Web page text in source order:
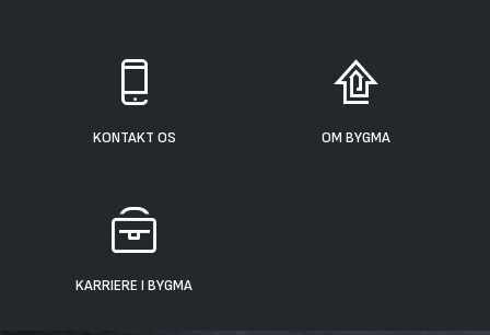
KONTAKT OS OM BYGMA
KARRIERE I BYGMA